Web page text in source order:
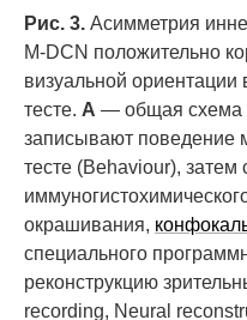
Рис. 3. Асимметрия
M-DCN положительно
визуальной ориентации
тесте. А — общая схема
записывают поведение
тесте (Behaviour),
окрашивания,
специального
реконструкцию
recording, Neural